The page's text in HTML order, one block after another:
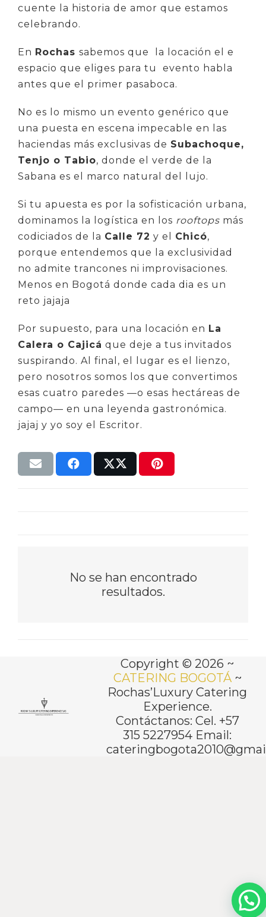
cuente la historia de amor que estamos
celebrando.
En Rochas sabemos que la locación el e
espacio que eliges para tu evento habla
antes que el primer pasaboca.
No es lo mismo un evento genérico que
una puesta en escena impecable en las
haciendas más exclusivas de Subachoque,
Tenjo o Tabio, donde el verde de la
Sabana es el marco natural del lujo.
Si tu apuesta es por la sofisticación urbana,
dominamos la logística en los rooftops más
codiciados de la Calle 72 y el Chicó,
porque entendemos que la exclusividad
no admite trancones ni improvisaciones.
Menos en Bogotá donde cada dia es un
reto jajaja
Por supuesto, para una locación en La
Calera o Cajicá que deje a tus invitados
suspirando. Al final, el lugar es el lienzo,
pero nosotros somos los que convertimos
esas cuatro paredes —o esas hectáreas de
campo— en una leyenda gastronómica.
jajaj y yo soy el Escritor.
No se han encontrado
resultados.
Copyright © 2026 ~
CATERING BOGOTÁ~
Rochas’Luxury Catering
Experience.
Contáctanos: Cel. +57
315 5227954 Email: